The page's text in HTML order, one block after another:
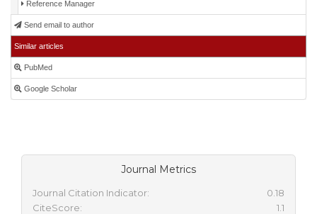
Reference Manager
Send email to author
Similar articles
PubMed
Google Scholar
Journal Metrics
Journal Citation Indicator:
0.18
CiteScore:
1.1